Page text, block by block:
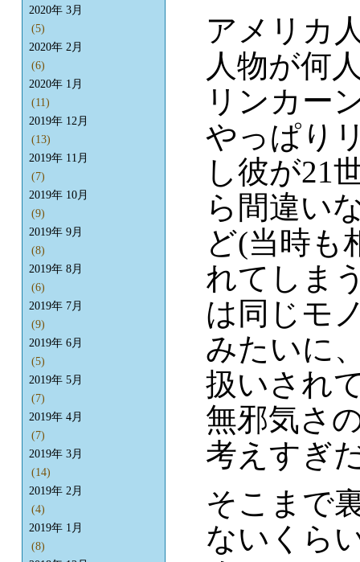
アメリカ
人物が何
リンカー
やっぱり
し彼が21
ら間違い
ど(当時も
れてしま
は同じモ
みたいに
扱いされ
無邪気さ
考えすぎ
そこまで
ないくら
2020年 3月
(5)
2020年 2月
(6)
2020年 1月
(11)
2019年 12月
(13)
2019年 11月
(7)
2019年 10月
(9)
2019年 9月
(8)
2019年 8月
(6)
2019年 7月
(9)
2019年 6月
(5)
2019年 5月
(7)
2019年 4月
(7)
2019年 3月
(14)
2019年 2月
(4)
2019年 1月
(8)